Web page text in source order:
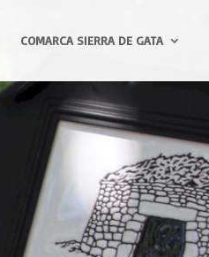
COMARCA SIERRA DE GATA